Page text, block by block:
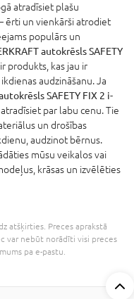
atradīsiet plašu
ērti un vienkārši atrodiet
populārs un
autokrēsls SAFETY
produkts, kas jau ir
audzināšanu. Ja
SAFETY FIX 2 i-
par labu cenu. Tie
un drošības
audzinot bērnus.
mūsu veikalos vai
krāsas un izvēlēties
atšķirties. Preces aprakstā
var nebūt norādīti visi preces
pa e-pastu.